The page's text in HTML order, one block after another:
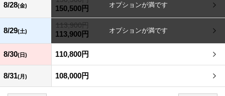
8/28(金) 150,500円
8/29(土)
113,900円
113,900円
8/30(日) 110,800円
8/31(月) 108,000円